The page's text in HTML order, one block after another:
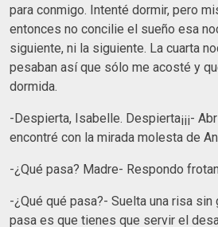
para conmigo. Intenté dormir, pero
entonces no concilie el sueño esa
siguiente, ni la siguiente. La cuarta
pesaban así que sólo me acosté y
dormida.
-Despierta, Isabelle. Despierta¡¡¡-
encontré con la mirada molesta de
-¿Qué pasa? Madre- Respondo
-¿Qué qué pasa?- Suelta una risa sin
pasa es que tienes que servir el